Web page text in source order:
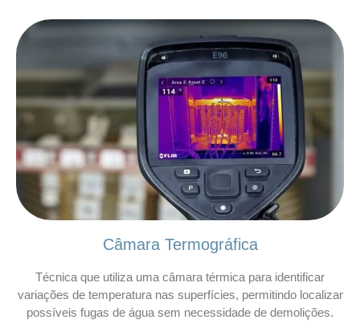
Câmara Termográfica
Técnica que utiliza uma câmara térmica para identificar
variações de temperatura nas superfícies, permitindo localizar
possíveis fugas de água sem necessidade de demolições.